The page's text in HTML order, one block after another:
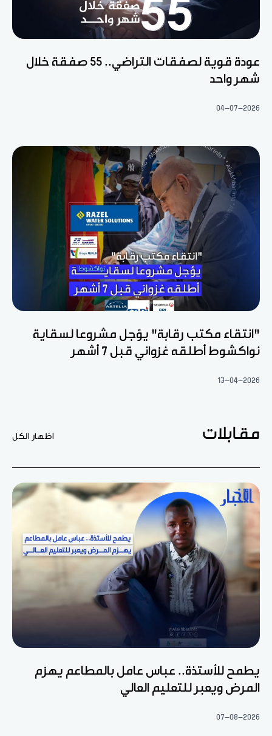
عودة قوية لصفقات التراضي.. 55 صفقة خلال
شهر واحد
04-07-2026
"انتقاء مكتب رقابة" يؤجل مشروعا لسقاية
نواكشوط أطلقه غزواني قبل 7 أشهر
13-04-2026
مقابلات اظهار الكل
يطمح للأستذة.. عباس عامل بالمطاعم يهزم
المرض ويعبر للتعليم العالي
07-08-2026